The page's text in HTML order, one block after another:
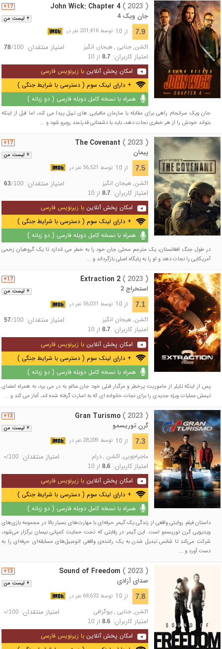
+ لیست من
17+ John Wick: Chapter 4 ( 2023 )
جان ویک 4
7.9 از 10 توسط 201,416 نفر در
اکشن, جنایی , هیجان انگیز امتیاز منتقدان: 78/100
امتیاز کاربران: 8.7از 10
امکان پخش آنلاین با زیرنویس فارسی
+ دارای لینک سوم ( دسترسی با شرایط جنگی )
همراه با نسخه کامل دوبله فارسی ( دو زبانه )
جان ویک سرانجام راهی برای مقابله با سازمان مافیایی های تیبل پیدا می کند، اما قبل از اینکه
بتواند خودش را از هر خطری نجات دهد، باید با دشمنانی قدرتمند روبرو شود و ...
+ لیست من
17+ The Covenant ( 2023 )
پیمان
7.5 از 10 توسط 56,521 نفر در
اکشن,هیجان انگیز امتیاز منتقدان: 63/100
امتیاز کاربران: 8.7از 10
امکان پخش آنلاین با زیرنویس فارسی
+ دارای لینک سوم ( دسترسی با شرایط جنگی )
همراه با نسخه کامل دوبله فارسی ( دو زبانه )
در طول جنگ افغانستان، یک مترجم محلی جان خود را به خطر می اندازد تا یک گروهبان زخمی
آمریکایی را نجات دهد و او را به پایگاه اصلی بازگرداند و ...
+ لیست من
17+ Extraction 2 ( 2023 )
استخراج 2
7.1 از 10 توسط 56,031 نفر در
اکشن,هیجان انگیز امتیاز منتقدان: 57/100
امتیاز کاربران: 8.7از 10
امکان پخش آنلاین با زیرنویس فارسی
+ دارای لینک سوم ( دسترسی با شرایط جنگی )
همراه با نسخه کامل دوبله فارسی ( دو زبانه )
پس از اینکه تایلر از ماموریت پرخطر و مرگبار قبلی خود جان سالم به در می برد، به همراه اعضای
تیمش عملیات ویژه جدیدی را برای نجات خانواده ای که به اسارت گرفته شده اند، آغاز می کند و ...
+ لیست من
13+ Gran Turismo ( 2023 )
گرن توریسمو
7.3 از 10 توسط 28,209 نفر در
ماجراجویی, اکشن , درام امتیاز منتقدان: -/100
امتیاز کاربران: 8.6از 10
امکان پخش آنلاین با زیرنویس فارسی
+ دارای لینک سوم ( دسترسی با شرایط جنگی )
همراه با نسخه کامل دوبله فارسی ( دو زبانه )
داستان فیلم روایتی واقعی از زندگی یک گیمر حرفه‌ای با مهارت‌های بسیار بالا در مجموعه بازی‌های
ویدیویی گرن توریسمو است. این گیمر در رقابتی که تحت حمایت کمپانی نیسان برگزار می‌شود،
شرکت می‌کند تا شانس تبدیل شدن به یک راننده‌ی واقعی اتومبیل‌های مسابقه‌ای حرفه‌ای را به
دست آورد و ...
+ لیست من
13+ Sound of Freedom ( 2023 )
صدای آزادی
7.8 از 10 توسط 68,632 نفر در
اکشن,جنایی ,بیوگرافی امتیاز منتقدان: -/100
امتیاز کاربران: 8.6از 10
امکان پخش آنلاین با زیرنویس فارسی